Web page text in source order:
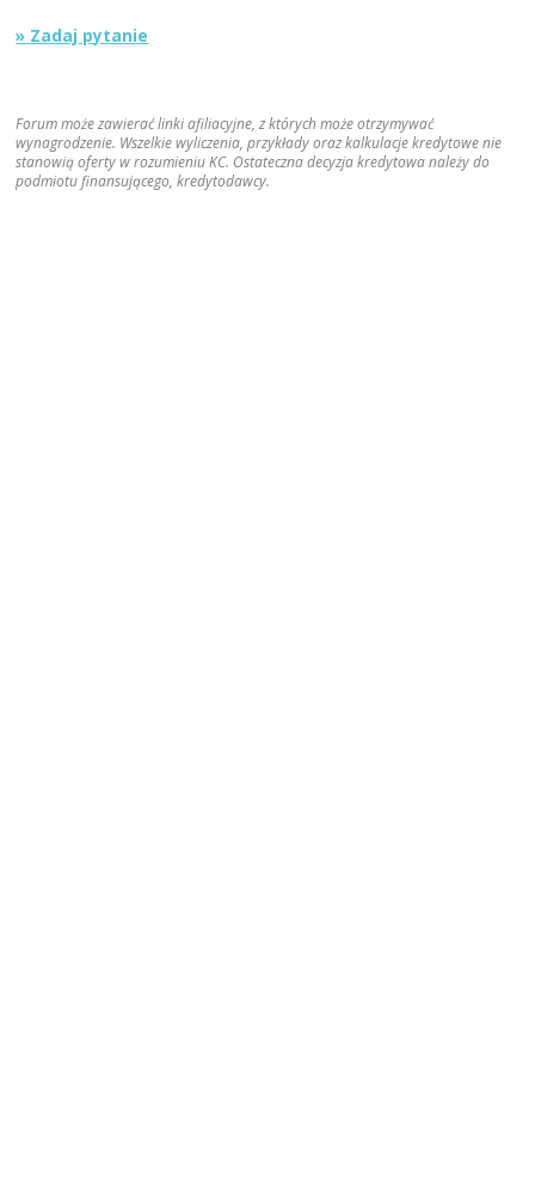
» Zadaj pytanie
Forum może zawierać linki afiliacyjne, z których może otrzymywać
wynagrodzenie. Wszelkie wyliczenia, przykłady oraz kalkulacje kredytowe nie
stanowią oferty w rozumieniu KC. Ostateczna decyzja kredytowa należy do
podmiotu finansującego, kredytodawcy.